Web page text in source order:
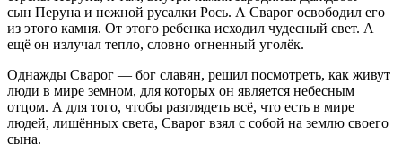
сын Перуна и нежной русалки Рось. А Сварог освободил его
из этого камня. От этого ребенка исходил чудесный свет. А
ещё он излучал тепло, словно огненный уголёк.
Однажды Сварог — бог славян, решил посмотреть, как живут
люди в мире земном, для которых он является небесным
отцом. А для того, чтобы разглядеть всё, что есть в мире
людей, лишённых света, Сварог взял с собой на землю своего
сына.